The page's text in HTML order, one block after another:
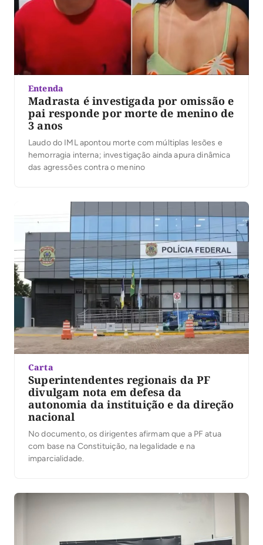
Entenda
Madrasta é investigada por omissão e
pai responde por morte de menino de
3 anos
Laudo do IML apontou morte com múltiplas lesões e
hemorragia interna; investigação ainda apura dinâmica
das agressões contra o menino
Carta
Superintendentes regionais da PF
divulgam nota em defesa da
autonomia da instituição e da direção
nacional
No documento, os dirigentes afirmam que a PF atua
com base na Constituição, na legalidade e na
imparcialidade.